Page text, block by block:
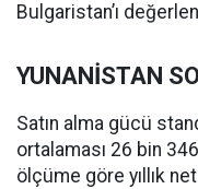
Bulgaristan’ı
YUNANİSTAN
Satın alma gücü
ortalaması 26 bin
ölçüme göre yıllık